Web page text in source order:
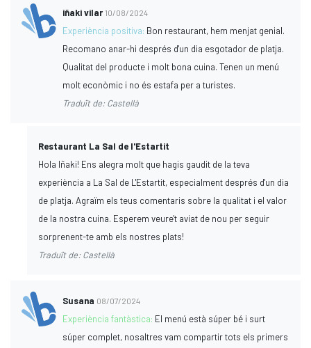
iñaki vilar 10/08/2024
Experiència positiva: Bon restaurant, hem menjat genial.
Recomano anar-hi després d'un dia esgotador de platja.
Qualitat del producte i molt bona cuina. Tenen un menú
molt econòmic i no és estafa per a turistes.
Traduït de: Castellà
Restaurant La Sal de l'Estartit
Hola Iñaki! Ens alegra molt que hagis gaudit de la teva
experiència a La Sal de L'Estartit, especialment després d'un dia
de platja. Agraïm els teus comentaris sobre la qualitat i el valor
de la nostra cuina. Esperem veure't aviat de nou per seguir
sorprenent-te amb els nostres plats!
Traduït de: Castellà
Susana 08/07/2024
Experiència fantàstica: El menú està súper bé i surt
súper complet, nosaltres vam compartir tots els primers